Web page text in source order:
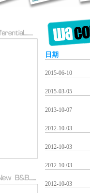
日期
2015-06-10
2015-03-05
2013-10-07
2012-10-03
2012-10-03
2012-10-03
2012-10-03